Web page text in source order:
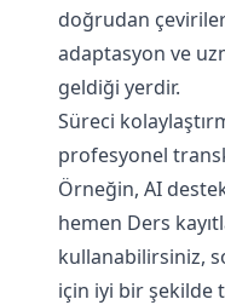
doğrudan
adaptasyon ve
geldiği yerdir.
Süreci
profesyonel
Örneğin, AI
hemen Ders
kullanabilirsiniz,
için iyi bir şekilde